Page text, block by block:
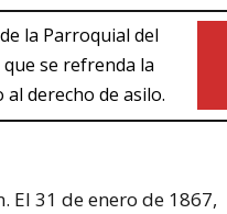
la Parroquial del
se refrenda la
derecho de asilo.
El 31 de enero de 1867,